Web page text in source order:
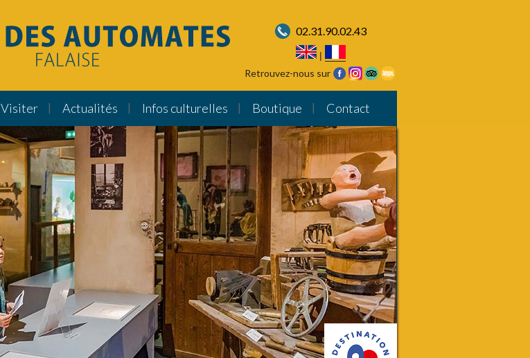
02.31.90.02.43
|
Retrouvez-nous sur
Visiter Actualités Infos culturelles Boutique Contact